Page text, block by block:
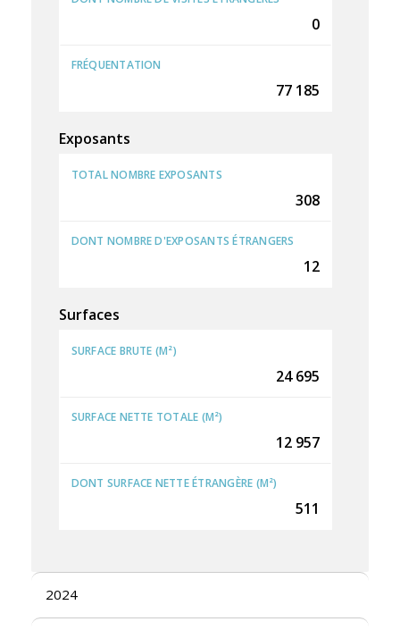
0
FRÉQUENTATION
77 185
Exposants
TOTAL NOMBRE EXPOSANTS
308
DONT NOMBRE D'EXPOSANTS ÉTRANGERS
12
Surfaces
SURFACE BRUTE (M²)
24 695
SURFACE NETTE TOTALE (M²)
12 957
DONT SURFACE NETTE ÉTRANGÈRE (M²)
511
2024